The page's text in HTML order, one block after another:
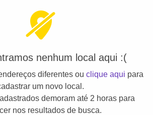
nenhum local aqui :(
diferentes ou clique aqui para
um novo local.
demoram até 2 horas para
nos resultados de busca.